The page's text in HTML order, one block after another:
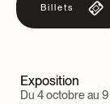
Billets
Exposition
Du 4 octobre au